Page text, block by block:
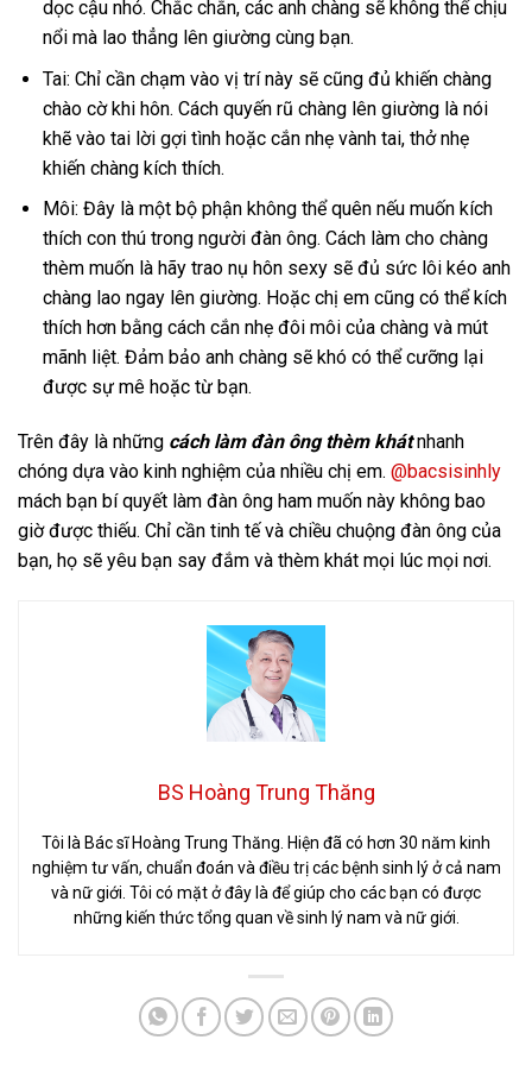
dọc cậu nhỏ. Chắc chắn, các anh chàng sẽ không thể chịu
nổi mà lao thẳng lên giường cùng bạn.
Tai: Chỉ cần chạm vào vị trí này sẽ cũng đủ khiến chàng
chào cờ khi hôn. Cách quyến rũ chàng lên giường là nói
khẽ vào tai lời gợi tình hoặc cắn nhẹ vành tai, thở nhẹ
khiến chàng kích thích.
Môi: Đây là một bộ phận không thể quên nếu muốn kích
thích con thú trong người đàn ông. Cách làm cho chàng
thèm muốn là hãy trao nụ hôn sexy sẽ đủ sức lôi kéo anh
chàng lao ngay lên giường. Hoặc chị em cũng có thể kích
thích hơn bằng cách cắn nhẹ đôi môi của chàng và mút
mãnh liệt. Đảm bảo anh chàng sẽ khó có thể cưỡng lại
được sự mê hoặc từ bạn.
Trên đây là những cách làm đàn ông thèm khátnhanh
chóng dựa vào kinh nghiệm của nhiều chị em. @bacsisinhly
mách bạn bí quyết làm đàn ông ham muốn này không bao
giờ được thiếu. Chỉ cần tinh tế và chiều chuộng đàn ông của
bạn, họ sẽ yêu bạn say đắm và thèm khát mọi lúc mọi nơi.
BS Hoàng Trung Thăng
Tôi là Bác sĩ Hoàng Trung Thăng. Hiện đã có hơn 30 năm kinh
nghiệm tư vấn, chuẩn đoán và điều trị các bệnh sinh lý ở cả nam
và nữ giới. Tôi có mặt ở đây là để giúp cho các bạn có được
những kiến thức tổng quan về sinh lý nam và nữ giới.